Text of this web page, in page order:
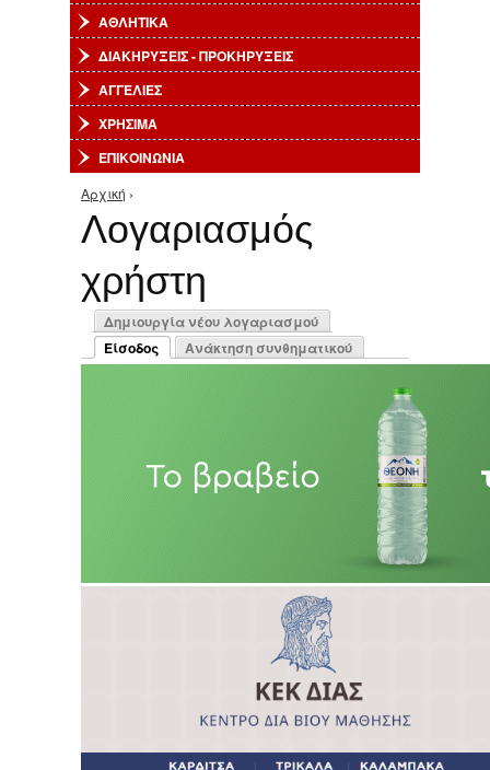
ΑΘΛΗΤΙΚΑ
ΔΙΑΚΗΡΥΞΕΙΣ - ΠΡΟΚΗΡΥΞΕΙΣ
ΑΓΓΕΛΙΕΣ
ΧΡΗΣΙΜΑ
ΕΠΙΚΟΙΝΩΝΙΑ
Είστε εδώ
Αρχική ›
Λογαριασμός
χρήστη
Πρωτεύουσες καρτέλες
Δημιουργία νέου λογαριασμού
Είσοδος
(ενεργή καρτέλα)
Ανάκτηση συνθηματικού